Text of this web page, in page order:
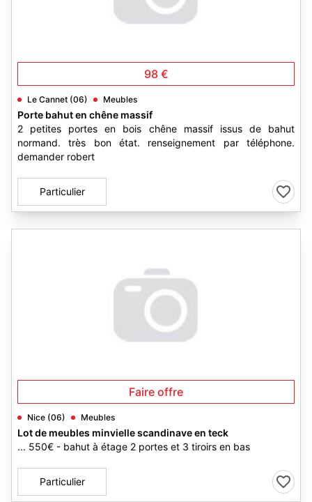
98 €
Le Cannet (06) Meubles
Porte bahut en chêne massif
2 petites portes en bois chêne massif issus de bahut
normand. très bon état. renseignement par téléphone.
demander robert
Particulier
Faire offre
Nice (06) Meubles
Lot de meubles minvielle scandinave en teck
... 550€ - bahut à étage 2 portes et 3 tiroirs en bas
Particulier